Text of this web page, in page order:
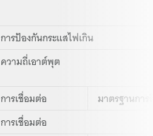
การป้องกันกระแสไฟเกิน
ความถี่เอาต์พุต
การเชื่อมต่อ
มาตรฐานการ
การเชื่อมต่อ